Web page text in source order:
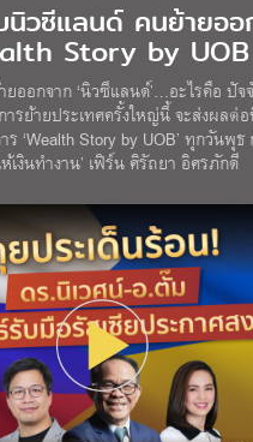
นิวซีแลนด์ คนย้ายอ
Story by UOB
ออกจาก ‘นิวซีแลนด์’…อะไรคือ ปั
รย้ายประเทศครั้งใหญ่นี้ จะส่งผลต่
‘Wealth Story by UOB’ ทุกวันพุธ
ห้เงินทำงาน’ เฟิร์น ศิรัถยา อิศรภักดี